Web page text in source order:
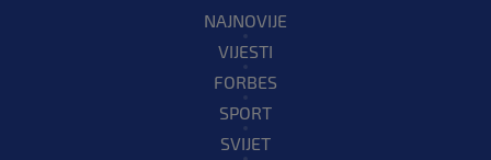
NAJNOVIJE
VIJESTI
FORBES
SPORT
SVIJET